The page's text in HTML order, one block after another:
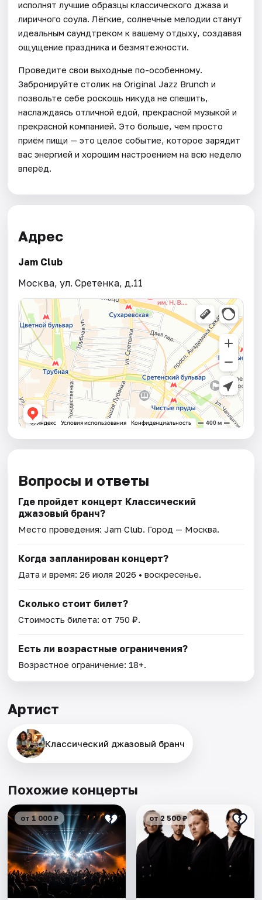
исполнят лучшие образцы классического джаза и
лиричного соула. Лёгкие, солнечные мелодии станут
идеальным саундтреком к вашему отдыху, создавая
ощущение праздника и безмятежности.
Проведите свои выходные по-особенному.
Забронируйте столик на Original Jazz Brunch и
позвольте себе роскошь никуда не спешить,
наслаждаясь отличной едой, прекрасной музыкой и
прекрасной компанией. Это больше, чем просто
приём пищи — это целое событие, которое зарядит
вас энергией и хорошим настроением на всю неделю
вперёд.
Адрес
Jam Club
Москва, ул. Сретенка, д.11
Вопросы и ответы
Где пройдет концерт Классический
джазовый бранч?
Место проведения:Jam Club . Город — Москва.
Когда запланирован концерт?
Дата и время:26 июля 2026 • воскресенье.
Сколько стоит билет?
Стоимость билета: от 750 ₽.
Есть ли возрастные ограничения?
Возрастное ограничение: 18+.
Артист
Классический джазовый бранч
Похожие концерты
от 1 000 ₽ от 2 500 ₽